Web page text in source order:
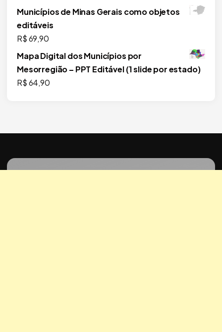
Municípios de Minas Gerais como objetos
editáveis
R$69,90
Mapa Digital dos Municípios por
Mesorregião – PPT Editável (1 slide por estado)
R$64,90